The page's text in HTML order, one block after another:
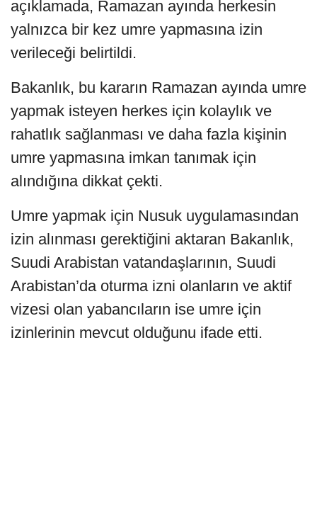
açıklamada, Ramazan ayında herkesin
yalnızca bir kez umre yapmasına izin
verileceği belirtildi.
Bakanlık, bu kararın Ramazan ayında umre
yapmak isteyen herkes için kolaylık ve
rahatlık sağlanması ve daha fazla kişinin
umre yapmasına imkan tanımak için
alındığına dikkat çekti.
Umre yapmak için Nusuk uygulamasından
izin alınması gerektiğini aktaran Bakanlık,
Suudi Arabistan vatandaşlarının, Suudi
Arabistan’da oturma izni olanların ve aktif
vizesi olan yabancıların ise umre için
izinlerinin mevcut olduğunu ifade etti.